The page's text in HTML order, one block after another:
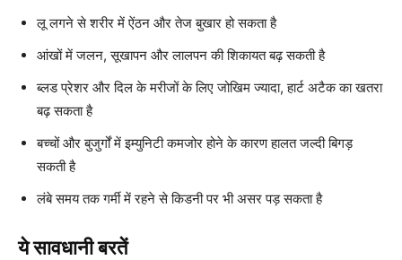
लू लगने से शरीर में ऐंठन और तेज बुखार हो सकता है
आंखों में जलन, सूखापन और लालपन की शिकायत बढ़ सकती है
ब्लड प्रेशर और दिल के मरीजों के लिए जोखिम ज्यादा, हार्ट अटैक का खतरा
बढ़ सकता है
बच्चों और बुजुर्गों में इम्युनिटी कमजोर होने के कारण हालत जल्दी बिगड़
सकती है
लंबे समय तक गर्मी में रहने से किडनी पर भी असर पड़ सकता है
ये सावधानी बरतें